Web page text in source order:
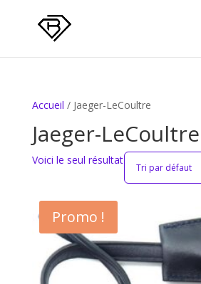
Accueil / Jaeger-LeCoultre
Jaeger-LeCoultre
Voici le seul résultat
Promo !